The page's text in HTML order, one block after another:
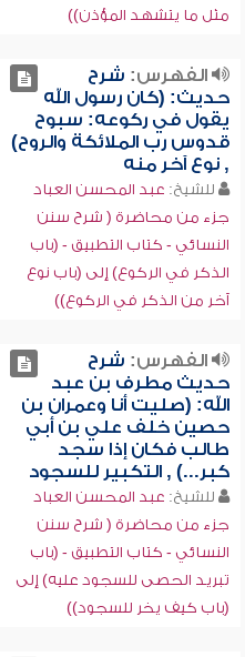
مثل ما يتشهد المؤذن))
الفهرس: شرح
حديث: (كان رسول الله
يقول في ركوعه: سبوح
قدوس رب الملائكة والروح)
, نوع آخر منه
للشيخ: عبد المحسن العباد
جزء من محاضرة ( شرح سنن
النسائي - كتاب التطبيق - (باب
الذكر في الركوع) إلى (باب نوع
آخر من الذكر في الركوع))
الفهرس: شرح
حديث مطرف بن عبد
الله: (صليت أنا وعمران بن
حصين خلف علي بن أبي
طالب فكان إذا سجد
كبر...) , التكبير للسجود
للشيخ: عبد المحسن العباد
جزء من محاضرة ( شرح سنن
النسائي - كتاب التطبيق - (باب
تبريد الحصى للسجود عليه) إلى
(باب كيف يخر للسجود))